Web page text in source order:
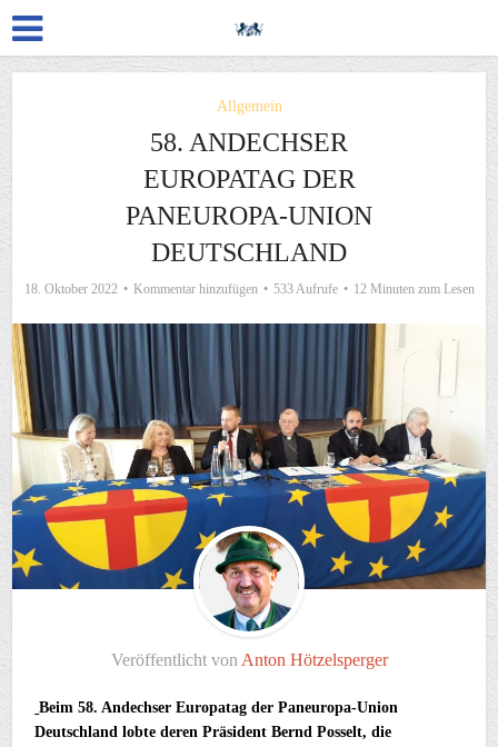
Allgemein
58. ANDECHSER
EUROPATAG DER
PANEUROPA-UNION
DEUTSCHLAND
18. Oktober 2022 Kommentar hinzufügen 533 Aufrufe 12 Minuten zum Lesen
Veröffentlicht von Anton Hötzelsperger
Beim 58. Andechser Europatag der Paneuropa-Union
Deutschland lobte deren Präsident Bernd Posselt, die